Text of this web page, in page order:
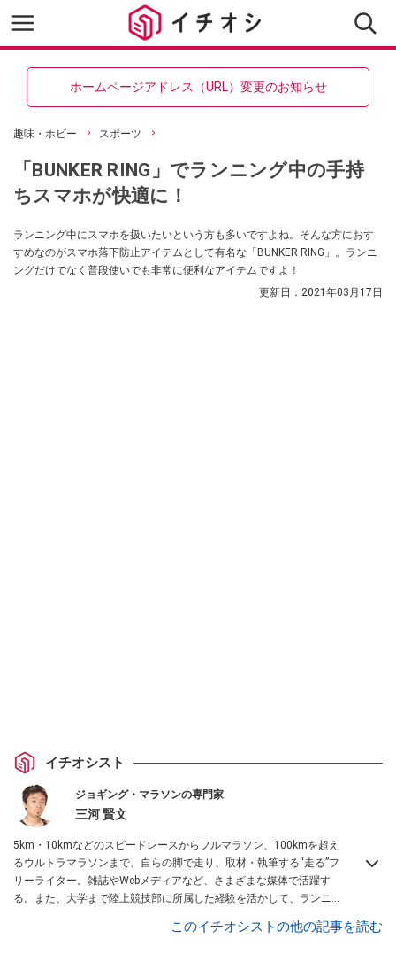
ホームページアドレス（URL）変更のお知らせ
趣味・ホビー スポーツ
「BUNKER RING」でランニング中の手持
ちスマホが快適に！
ランニング中にスマホを扱いたいという方も多いですよね。そんな方におす
すめなのがスマホ落下防止アイテムとして有名な「BUNKER RING」。ランニ
ングだけでなく普段使いでも非常に便利なアイテムですよ！
更新日： 2021年03月17日
イチオシスト
ジョギング・マラソンの専門家
三河 賢文
5km・10kmなどのスピードレースからフルマラソン、100kmを超え
るウルトラマラソンまで、自らの脚で走り、取材・執筆する“走る”フ
リーライター。雑誌やWebメディアなど、さまざまな媒体で活躍す
る。また、大学まで陸上競技部に所属した経験を活かして、ランニン
このイチオシストの他の記事を読む